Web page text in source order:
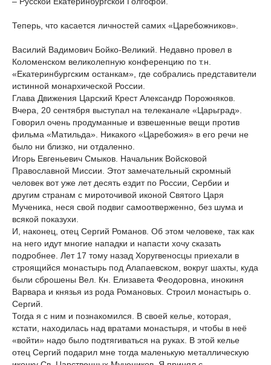
Теперь, что касается личностей самих «Царебожников».
Василий Вадимович Бойко-Великий. Недавно провел в
Коломенском великолепную конференцию по т.н.
«Екатеринбургским останкам», где собрались представители
истинной монархической России.
Глава Движения Царский Крест Александр Порожняков.
Вчера, 20 сентября выступал на телеканале «Царьград».
Говорил очень продуманные и взвешенные вещи против
фильма «Матильда». Никакого «Царебожия» в его речи не
было ни близко, ни отдаленно.
Игорь Евгеньевич Смыков. Начальник Войсковой
Православной Миссии. Этот замечательный скромный
человек вот уже лет десять ездит по России, Сербии и
другим странам с мироточивой иконой Святого Царя
Мученика, неся свой подвиг самоотверженно, без шума и
всякой показухи.
И, наконец, отец Сергий Романов. Об этом человеке, так как
на него идут многие нападки и напасти хочу сказать
подробнее. Лет 17 тому назад Хоругвеносцы приехали в
строящийся монастырь под Алапаевском, вокруг шахты, куда
были сброшены Вел. Кн. Елизавета Феодоровна, инокиня
Варвара и князья из рода Романовых. Строил монастырь о.
Сергий.
Тогда я с ним и познакомился. В своей келье, которая,
кстати, находилась над вратами монастыря, и чтобы в неё
«войти» надо было подтягиваться на руках. В этой келье
отец Сергий подарил мне тогда маленькую металлическую